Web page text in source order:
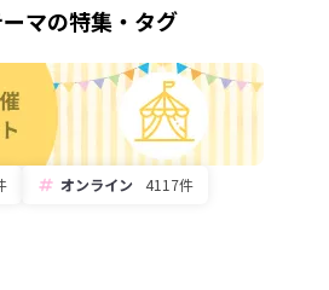
マの特集・タグ
オンライン
4117件